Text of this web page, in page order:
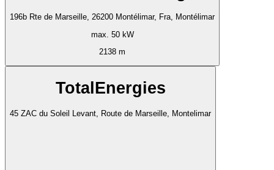
196b Rte de Marseille, 26200 Montélimar, Fra, Montélimar
max. 50 kW
2138 m
TotalEnergies
45 ZAC du Soleil Levant, Route de Marseille, Montelimar